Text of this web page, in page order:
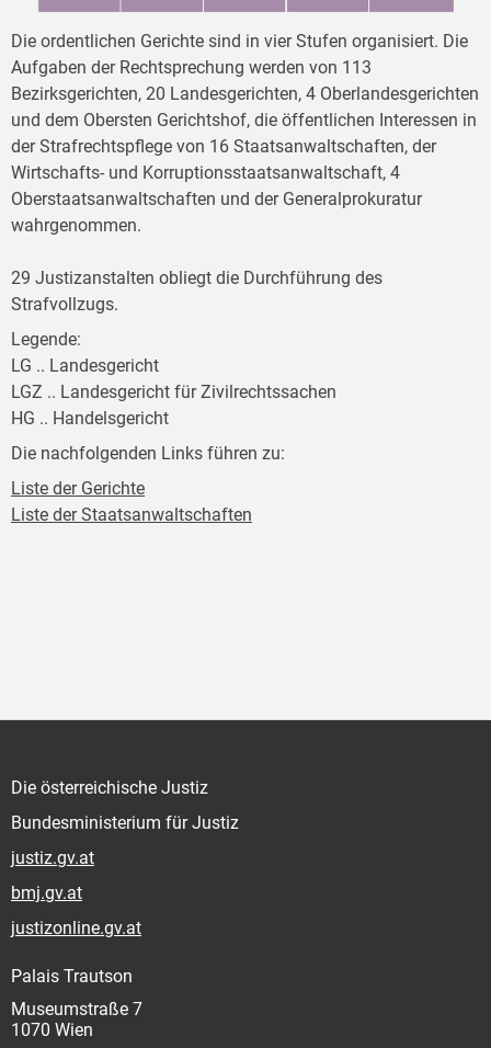
Die ordentlichen Gerichte sind in vier Stufen organisiert. Die
Aufgaben der Rechtsprechung werden von 113
Bezirksgerichten, 20 Landesgerichten, 4 Oberlandesgerichten
und dem Obersten Gerichtshof, die öffentlichen Interessen in
der Strafrechtspflege von 16 Staatsanwaltschaften, der
Wirtschafts- und Korruptionsstaatsanwaltschaft, 4
Oberstaatsanwaltschaften und der Generalprokuratur
wahrgenommen.
29 Justizanstalten obliegt die Durchführung des
Strafvollzugs.
Legende:
LG .. Landesgericht
LGZ .. Landesgericht für Zivilrechtssachen
HG .. Handelsgericht
Die nachfolgenden Links führen zu:
Liste der Gerichte
Liste der Staatsanwaltschaften
Die österreichische Justiz
Bundesministerium für Justiz
justiz.gv.at
bmj.gv.at
justizonline.gv.at
Palais Trautson
Museumstraße 7
1070 Wien